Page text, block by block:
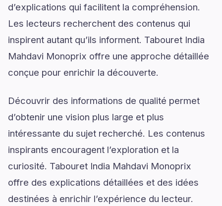
d’explications qui facilitent la compréhension.
Les lecteurs recherchent des contenus qui
inspirent autant qu’ils informent. Tabouret India
Mahdavi Monoprix offre une approche détaillée
conçue pour enrichir la découverte.
Découvrir des informations de qualité permet
d’obtenir une vision plus large et plus
intéressante du sujet recherché. Les contenus
inspirants encouragent l’exploration et la
curiosité. Tabouret India Mahdavi Monoprix
offre des explications détaillées et des idées
destinées à enrichir l’expérience du lecteur.